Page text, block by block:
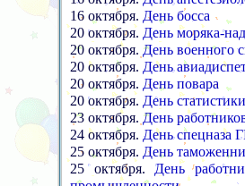
16 октября. День босса
20 октября. День моряка-
20 октября. День военного
20 октября. День
20 октября. День повара
20 октября. День статистики
23 октября. День
24 октября. День спецназа
25 октября. День
25 октября. День